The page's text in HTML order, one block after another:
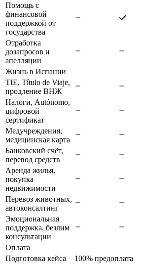
Помощь с
финансовой
поддержкой от
государства
Отработка
дозапросов и
апелляции
Жизнь в Испании
TIE, Título de Viaje,
продление ВНЖ
Налоги, Autónomo,
цифровой
сертификат
Медучреждения,
медицинская карта
Банковский счёт,
перевод средств
Аренда жилья,
покупка
недвижимости
Перевоз животных,
автоконсалтинг
Эмоциональная
поддержка, безлим
консультации
Оплата
Подготовка кейса
100% предоплата